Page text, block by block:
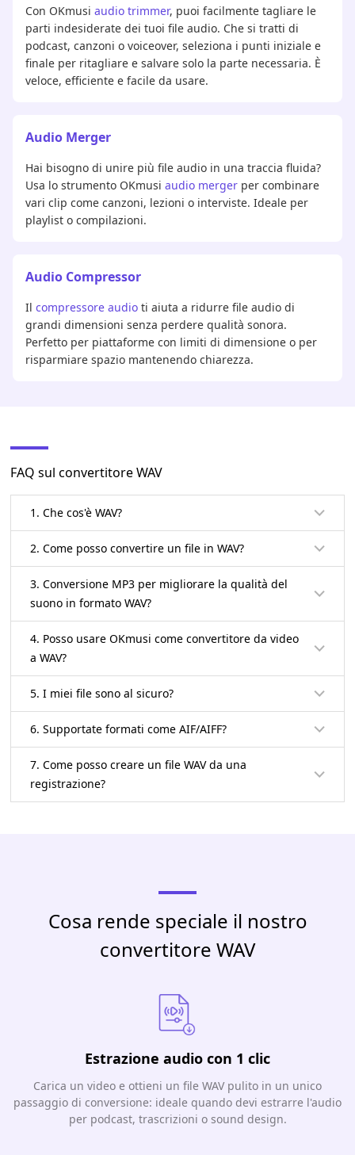
Con OKmusi audio trimmer, puoi facilmente tagliare le
parti indesiderate dei tuoi file audio. Che si tratti di
podcast, canzoni o voiceover, seleziona i punti iniziale e
finale per ritagliare e salvare solo la parte necessaria. È
veloce, efficiente e facile da usare.
Audio Merger
Hai bisogno di unire più file audio in una traccia fluida?
Usa lo strumento OKmusi audio merger per combinare
vari clip come canzoni, lezioni o interviste. Ideale per
playlist o compilazioni.
Audio Compressor
Il compressore audio ti aiuta a ridurre file audio di
grandi dimensioni senza perdere qualità sonora.
Perfetto per piattaforme con limiti di dimensione o per
risparmiare spazio mantenendo chiarezza.
FAQ sul convertitore WAV
1. Che cos'è WAV?
2. Come posso convertire un file in WAV?
3. Conversione MP3 per migliorare la qualità del
suono in formato WAV?
4. Posso usare OKmusi come convertitore da video
a WAV?
5. I miei file sono al sicuro?
6. Supportate formati come AIF/AIFF?
7. Come posso creare un file WAV da una
registrazione?
Cosa rende speciale il nostro
convertitore WAV
Estrazione audio con 1 clic
Carica un video e ottieni un file WAV pulito in un unico
passaggio di conversione: ideale quando devi estrarre l'audio
per podcast, trascrizioni o sound design.